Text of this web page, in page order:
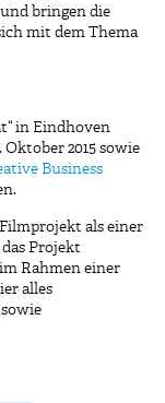
bringen die
mit dem Thema
in Eindhoven
Oktober 2015 sowie
Business
als einer
Projekt
Rahmen einer
alles
sowie